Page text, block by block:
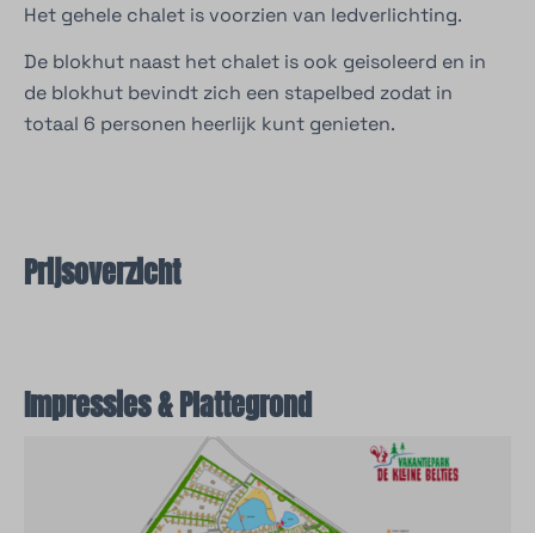
Het gehele chalet is voorzien van ledverlichting.
De blokhut naast het chalet is ook geisoleerd en in
de blokhut bevindt zich een stapelbed zodat in
totaal 6 personen heerlijk kunt genieten.
Prijsoverzicht
Impressies & Plattegrond